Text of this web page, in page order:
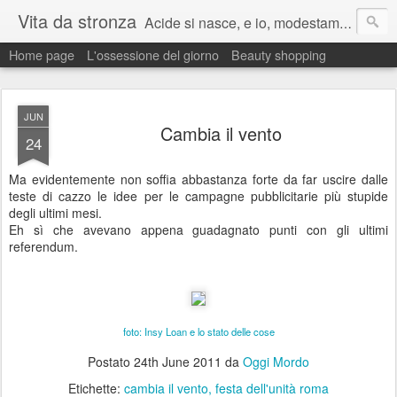
Vita da stronza Acide si nasce, e io, modestamente, lo nacqui.
Ma anche un paio di calci nel culo presi nella vita aiutano sempre a migliorare.
Home page L'ossessione del giorno Beauty shopping
JUN
24 Cambia il vento
Ma evidentemente non soffia abbastanza forte da far uscire dalle
teste di cazzo le idee per le campagne pubblicitarie più stupide
degli ultimi mesi.
Eh sì che avevano appena guadagnato punti con gli ultimi
referendum.
foto: Insy Loan e lo stato delle cose
Postato 24th June 2011 da Oggi Mordo
Etichette: cambia il vento festa dell'unità roma